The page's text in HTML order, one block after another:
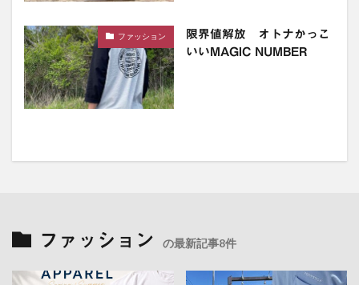
ファッション
限界値解放 オトナかっこ
いいMAGIC NUMBER
ファッション の最新記事8件